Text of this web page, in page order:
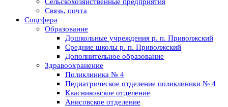
Сельскохозяйственные предприятия
Связь, почта
Соцсфера
Образование
Дошкольные учреждения р. п. Приволжский
Средние школы р. п. Приволжский
Дополнительное образование
Здравоохранение
Поликлиника № 4
Педиатрическое отделение поликлиники № 4
Квасниковское отделение
Анисовское отделение